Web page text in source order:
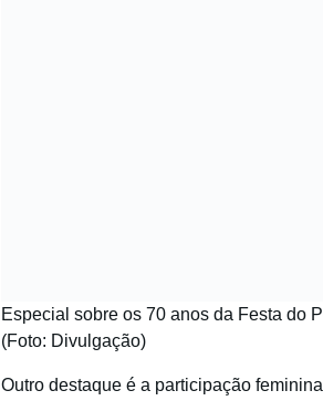
Especial sobre os 70 anos da Festa do
(Foto: Divulgação)
Outro destaque é a participação